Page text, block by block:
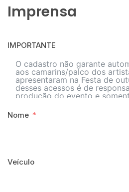
Imprensa
IMPORTANTE
Nome
Veículo